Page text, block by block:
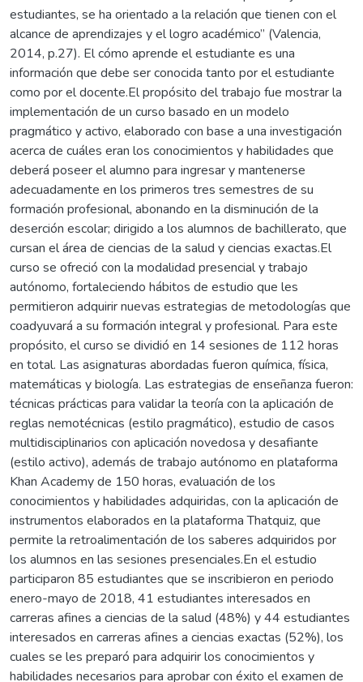
estudiantes, se ha orientado a la relación que tienen con el
alcance de aprendizajes y el logro académico” (Valencia,
2014, p.27). El cómo aprende el estudiante es una
información que debe ser conocida tanto por el estudiante
como por el docente.El propósito del trabajo fue mostrar la
implementación de un curso basado en un modelo
pragmático y activo, elaborado con base a una investigación
acerca de cuáles eran los conocimientos y habilidades que
deberá poseer el alumno para ingresar y mantenerse
adecuadamente en los primeros tres semestres de su
formación profesional, abonando en la disminución de la
deserción escolar; dirigido a los alumnos de bachillerato, que
cursan el área de ciencias de la salud y ciencias exactas.El
curso se ofreció con la modalidad presencial y trabajo
autónomo, fortaleciendo hábitos de estudio que les
permitieron adquirir nuevas estrategias de metodologías que
coadyuvará a su formación integral y profesional. Para este
propósito, el curso se dividió en 14 sesiones de 112 horas
en total. Las asignaturas abordadas fueron química, física,
matemáticas y biología. Las estrategias de enseñanza fueron:
técnicas prácticas para validar la teoría con la aplicación de
reglas nemotécnicas (estilo pragmático), estudio de casos
multidisciplinarios con aplicación novedosa y desafiante
(estilo activo), además de trabajo autónomo en plataforma
Khan Academy de 150 horas, evaluación de los
conocimientos y habilidades adquiridas, con la aplicación de
instrumentos elaborados en la plataforma Thatquiz, que
permite la retroalimentación de los saberes adquiridos por
los alumnos en las sesiones presenciales.En el estudio
participaron 85 estudiantes que se inscribieron en periodo
enero-mayo de 2018, 41 estudiantes interesados en
carreras afines a ciencias de la salud (48%) y 44 estudiantes
interesados en carreras afines a ciencias exactas (52%), los
cuales se les preparó para adquirir los conocimientos y
habilidades necesarios para aprobar con éxito el examen de